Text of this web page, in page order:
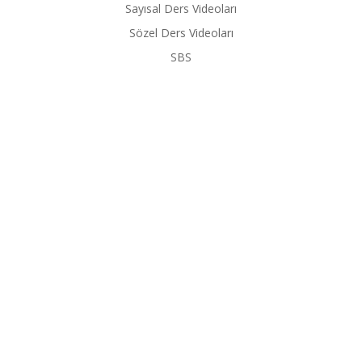
Sayısal Ders Videoları
Sözel Ders Videoları
SBS